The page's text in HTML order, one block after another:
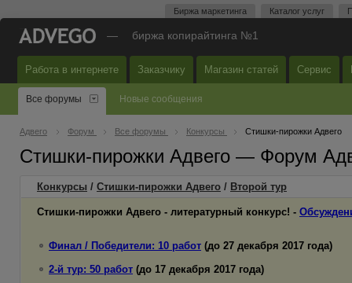
Биржа маркетинга Каталог услуг
— биржа копирайтинга №1
Работа в интернете Заказчику Магазин статей Сервис
Все форумы Новые сообщения
Адвего Форум Все форумы Конкурсы Стишки-пирожки Адвего
Стишки-пирожки Адвего — Форум
Конкурсы / Стишки-пирожки Адвего / Второй тур
Стишки-пирожки Адвего - литературный конкурс! -
Финал / Победители: 10 работ (до 27 декабря 2017 года)
2-й тур: 50 работ (до 17 декабря 2017 года)